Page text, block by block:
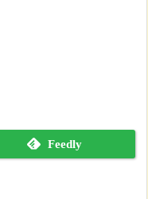
Feedly